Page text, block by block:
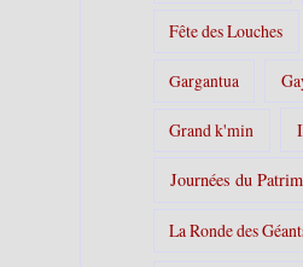
Fête des Louches
Gargantua
Grand k'min
Journées du
La Ronde des